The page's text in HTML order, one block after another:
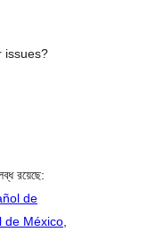
issues?
রয়েছে:
de
de México,